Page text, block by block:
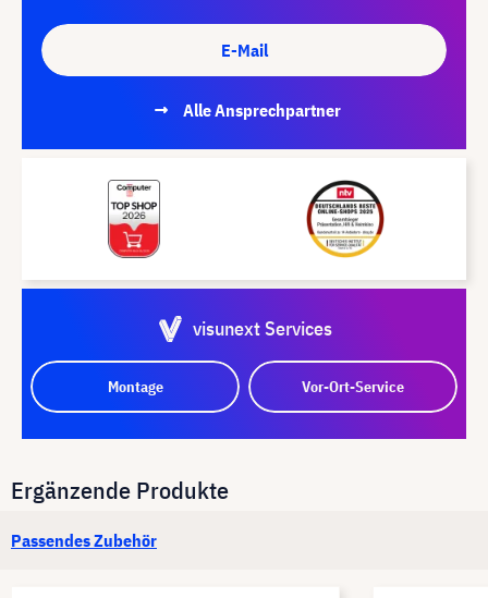
E-Mail
Alle Ansprechpartner
visunext Services
Montage Vor-Ort-Service
Ergänzende Produkte
Passendes Zubehör